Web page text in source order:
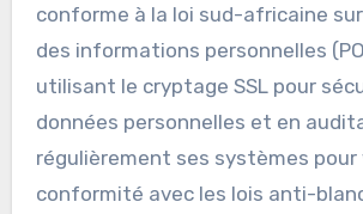
conforme à la loi sud-africaine
des informations personnelles
utilisant le cryptage SSL pour
données personnelles et en
régulièrement ses systèmes pour
conformité avec les lois anti-